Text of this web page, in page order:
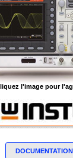
l'image pour